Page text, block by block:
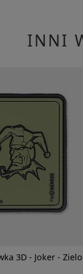
INNI
3D - Joker -